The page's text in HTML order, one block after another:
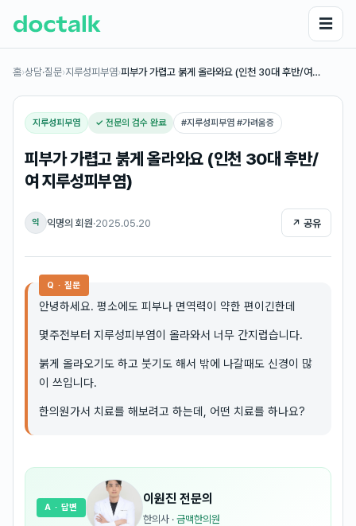
☰
홈›상담·질문›지루성피부염›피부가 가렵고 붉게 올라와요 (인천 30대 후반/여…
지루성피부염 ✓ 전문의 검수 완료 #지루성피부염 #가려움증
피부가 가렵고 붉게 올라와요 (인천 30대 후반/
여 지루성피부염)
익 익명의 회원·2025.05.20 ↗ 공유
Q · 질문
안녕하세요. 평소에도 피부나 면역력이 약한 편이긴한데
몇주전부터 지루성피부염이 올라와서 너무 간지럽습니다.
붉게 올라오기도 하고 붓기도 해서 밖에 나갈때도 신경이 많
이 쓰입니다.
한의원가서 치료를 해보려고 하는데, 어떤 치료를 하나요?
이원진 전문의
한의사 · 금맥한의원
A · 답변